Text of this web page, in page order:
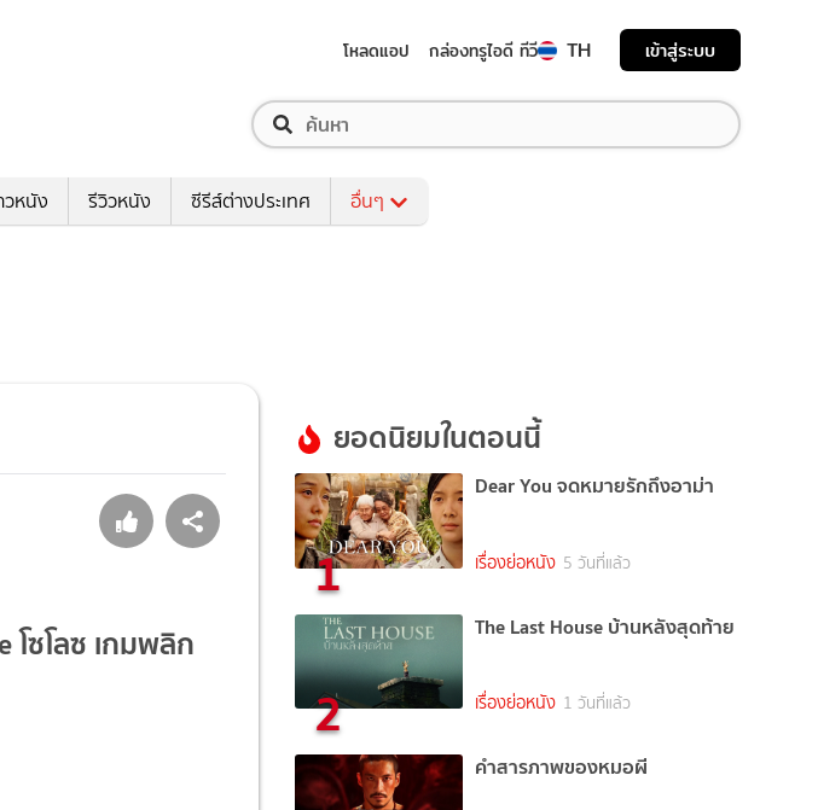
โหลดแอป กล่องทรูไอดี ทีวี TH เข้าสู่ระบบ
วหนัง รีวิวหนัง ซีรีส์ต่างประเทศ อื่นๆ
โซโลซ เกมพลิก
ยอดนิยมในตอนนี้
1
Dear You จดหมายรักถึงอาม่า
เรื่องย่อหนัง 5 วันที่แล้ว
2
The Last House บ้านหลังสุดท้าย
เรื่องย่อหนัง 1 วันที่แล้ว
คำสารภาพของหมอผี